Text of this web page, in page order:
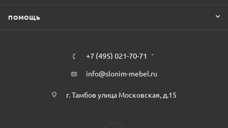
ПОМОЩЬ
+7 (495) 021-70-71
info@slonim-mebel.ru
г. Тамбов улица Московская, д.15